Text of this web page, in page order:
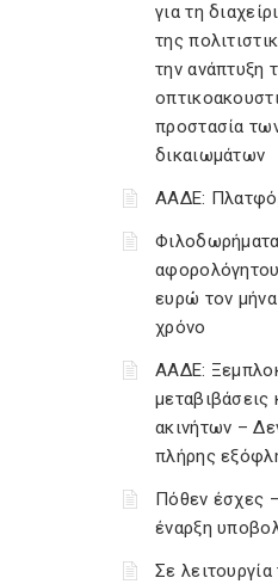
για τη
της
την ανάπτυξη
προστασία
δικαιωμάτων
ΑΑΔΕ:
ευρώ τον
χρόνο
ΑΑΔΕ:
ακινήτων –
πλήρης
Πόθεν έσχες
έναρξη
Σε